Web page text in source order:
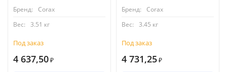
Бренд:
Corax
Вес:
3.51 кг
Под заказ
4 637,50 ₽
Бренд:
Corax
Вес:
3.45 кг
Под заказ
4 731,25 ₽